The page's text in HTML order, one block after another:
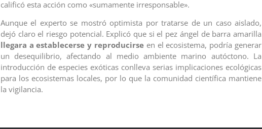
calificó esta acción como «sumamente irresponsable».
Aunque el experto se mostró optimista por tratarse de un caso aislado,
dejó claro el riesgo potencial. Explicó que si el pez ángel de barra amarilla
llegara a establecerse y reproducirse en el ecosistema, podría generar
un desequilibrio, afectando al medio ambiente marino autóctono. La
introducción de especies exóticas conlleva serias implicaciones ecológicas
para los ecosistemas locales, por lo que la comunidad científica mantiene
la vigilancia.